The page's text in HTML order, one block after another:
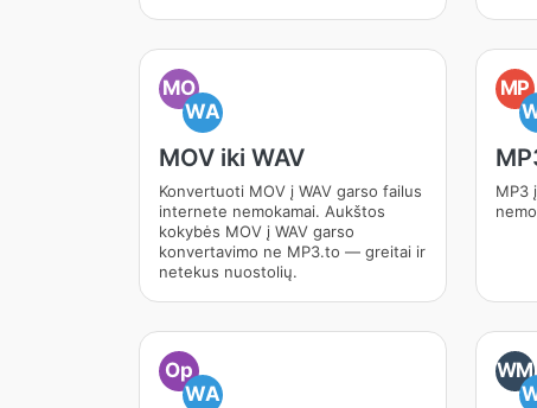
MO
WA
MOV iki WAV
Konvertuoti MOV į WAV garso failus
internete nemokamai. Aukštos
kokybės MOV į WAV garso
konvertavimo ne MP3.to — greitai ir
netekus nuostolių.
MP
MP3
Op
WA
WM